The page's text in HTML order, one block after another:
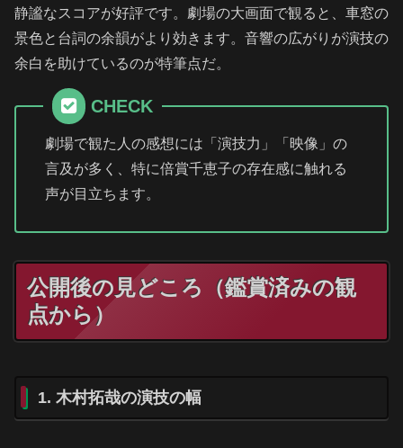
静謐なスコアが好評です。劇場の大画面で観ると、車窓の
景色と台詞の余韻がより効きます。音響の広がりが演技の
余白を助けているのが特筆点だ。
CHECK
劇場で観た人の感想には「演技力」「映像」の
言及が多く、特に倍賞千恵子の存在感に触れる
声が目立ちます。
公開後の見どころ（鑑賞済みの観
点から）
1. 木村拓哉の演技の幅